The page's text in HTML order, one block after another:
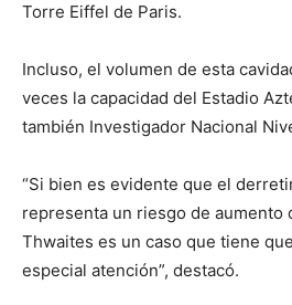
Torre Eiffel de Paris.
Incluso, el volumen de esta
veces la capacidad del Estadio
también Investigador Nacional
“Si bien es evidente que el
representa un riesgo de aumento
Thwaites es un caso que tiene
especial atención”, destacó.